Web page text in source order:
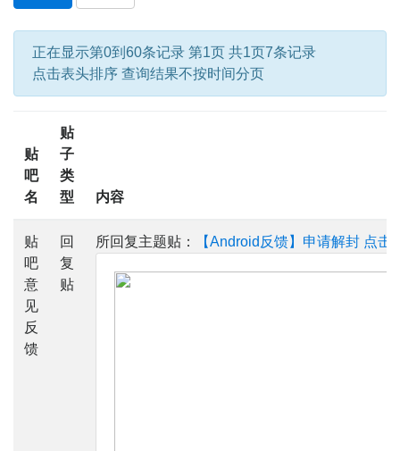
正在显示第0到60条记录 第1页 共1页7条记录
点击表头排序 查询结果不按时间分页
贴
吧
名
贴
子
类
型
内容
贴
吧
意
见
反
馈
回
复
贴
所回复主题贴： 【Android反馈】申请解封 点击